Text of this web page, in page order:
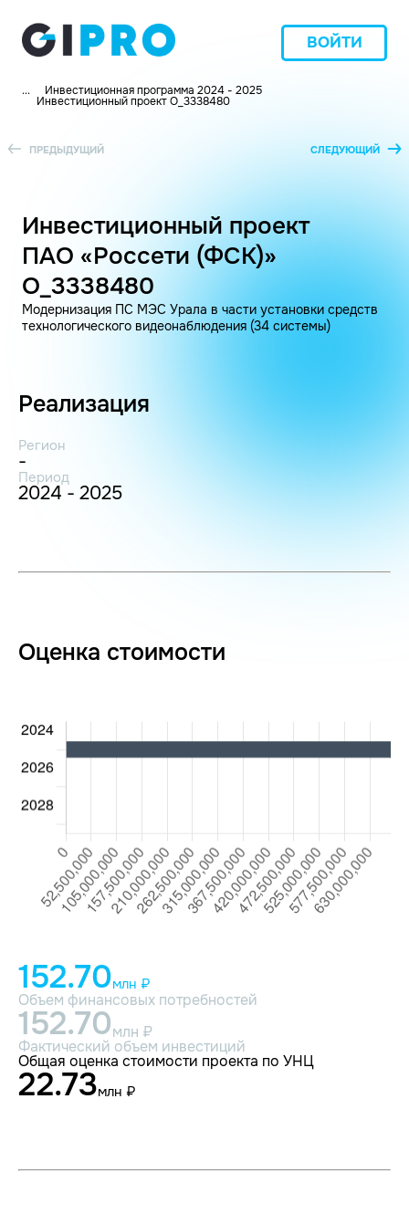
ВОЙТИ
... Инвестиционная программа 2024 - 2025
Инвестиционный проект O_3338480
ПРЕДЫДУЩИЙ СЛЕДУЮЩИЙ
Инвестиционный проект
ПАО «Россети (ФСК)»
O_3338480
Модернизация ПС МЭС Урала в части установки средств
технологического видеонаблюдения (34 системы)
Реализация
Регион
-
Период
2024 - 2025
Оценка стоимости
152.70млн ₽
Объем финансовых потребностей
152.70млн ₽
Фактический объем инвестиций
Общая оценка стоимости проекта по УНЦ
22.73млн ₽